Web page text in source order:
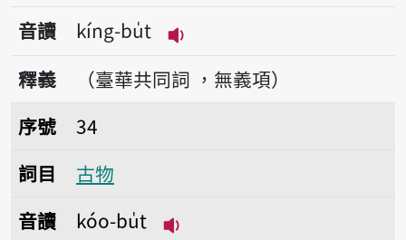
音讀
kíng-bu̍t
播放音讀kíng-bu̍t
釋義
（臺華共同詞 ，無義項）
序號34古物
序號
34
詞目
古物
音讀
kóo-bu̍t